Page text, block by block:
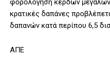
φορολόγηση κερδών μεγάλων
κρατικές δαπάνες
δαπανών κατά περίπου 6,5
ΑΠΕ